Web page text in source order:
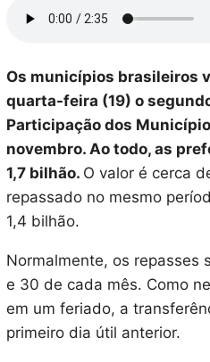
Os municípios brasileiros
quarta-feira (19) o
Participação dos
novembro. Ao todo, as
1,7 bilhão. O valor é cerca
repassado no mesmo
1,4 bilhão.
Normalmente, os repasses
e 30 de cada mês. Como
em um feriado, a
primeiro dia útil anterior.